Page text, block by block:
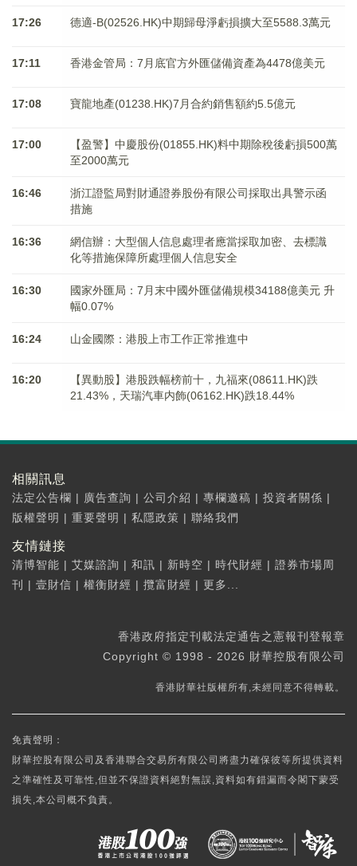
17:26 德適-B(02526.HK)中期歸母淨虧損擴大至5588.3萬元
17:11 香港金管局：7月底官方外匯儲備資產為4478億美元
17:08 寶龍地產(01238.HK)7月合約銷售額約5.5億元
17:00
【盈警】中慶股份(01855.HK)料中期除稅後虧損500萬
至2000萬元
16:46
浙江證監局對財通證券股份有限公司採取出具警示函
措施
16:36
網信辦：大型個人信息處理者應當採取加密、去標識
化等措施保障所處理個人信息安全
16:30
國家外匯局：7月末中國外匯儲備規模34188億美元 升
幅0.07%
16:24 山金國際：港股上市工作正常推進中
16:20
【異動股】港股跌幅榜前十，九福來(08611.HK)跌
21.43%，天瑞汽車内飾(06162.HK)跌18.44%
相關訊息
法定公告欄 | 廣告查詢 | 公司介紹 | 專欄邀稿 | 投資者關係 |
版權聲明 | 重要聲明 | 私隱政策 | 聯絡我們
友情鏈接
清博智能 | 艾媒諮詢 | 和訊 | 新時空 | 時代財經 | 證券市場周
刊
| 壹財信 | 權衡財經 | 攬富財經 | 更多...
香港政府指定刊載法定通告之憲報刊登報章
Copyright © 1998 - 2026 財華控股有限公司
香港財華社版權所有,未經同意不得轉載。
免責聲明：
財華控股有限公司及香港聯合交易所有限公司將盡力確保彼等所提供資料
之準確性及可靠性,但並不保證資料絕對無誤,資料如有錯漏而令閣下蒙受
損失,本公司概不負責。